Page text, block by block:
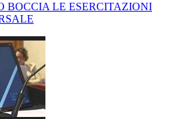
BOCCIA LE ESERCITAZIONI